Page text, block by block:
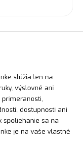
slúžia len na
výslovné ani
dostupnosti ani
spoliehanie sa na
je na vaše vlastné